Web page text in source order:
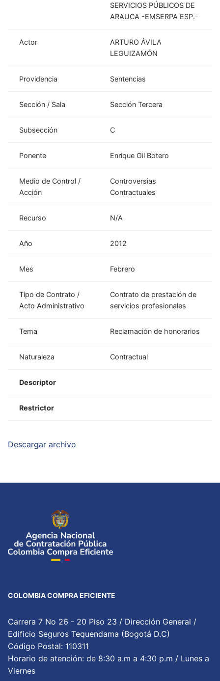
SERVICIOS PÚBLICOS DE
ARAUCA -EMSERPA ESP.-
Actor
ARTURO ÁVILA
LEGUIZAMÓN
Providencia Sentencias
Sección / Sala Sección Tercera
Subsección C
Ponente Enrique Gil Botero
Medio de Control /
Acción
Controversias
Contractuales
Recurso N/A
Año 2012
Mes Febrero
Tipo de Contrato /
Acto Administrativo
Contrato de prestación de
servicios profesionales
Tema Reclamación de honorarios
Naturaleza Contractual
Descriptor
Restrictor
Descargar archivo
COLOMBIA COMPRA EFICIENTE
Carrera 7 No 26 - 20 Piso 23 / Dirección General /
Edificio Seguros Tequendama (Bogotá D.C)
Código Postal: 110311
Horario de atención: de 8:30 a.m a 4:30 p.m / Lunes a
Viernes